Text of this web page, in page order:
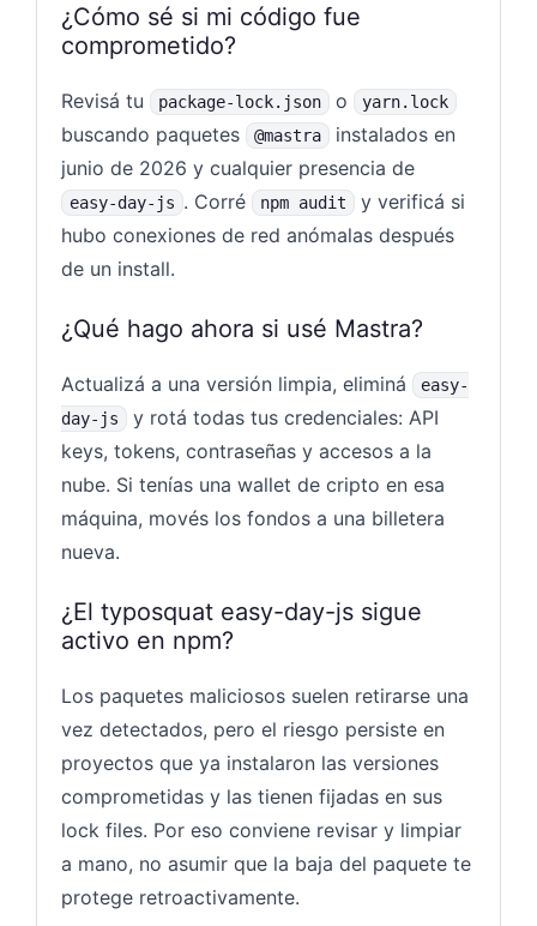
¿Cómo sé si mi código fue
comprometido?
Revisá tu package-lock.json o yarn.lock
buscando paquetes @mastra
instalados en
junio de 2026 y cualquier presencia de
easy-day-js . Corré npm audit
y verificá si
hubo conexiones de red anómalas después
de un install.
¿Qué hago ahora si usé Mastra?
Actualizá a una versión limpia, eliminá
easy-
day-js
y rotá todas tus credenciales: API
keys, tokens, contraseñas y accesos a la
nube. Si tenías una wallet de cripto en esa
máquina, movés los fondos a una billetera
nueva.
¿El typosquat easy-day-js sigue
activo en npm?
Los paquetes maliciosos suelen retirarse una
vez detectados, pero el riesgo persiste en
proyectos que ya instalaron las versiones
comprometidas y las tienen fijadas en sus
lock files. Por eso conviene revisar y limpiar
a mano, no asumir que la baja del paquete te
protege retroactivamente.